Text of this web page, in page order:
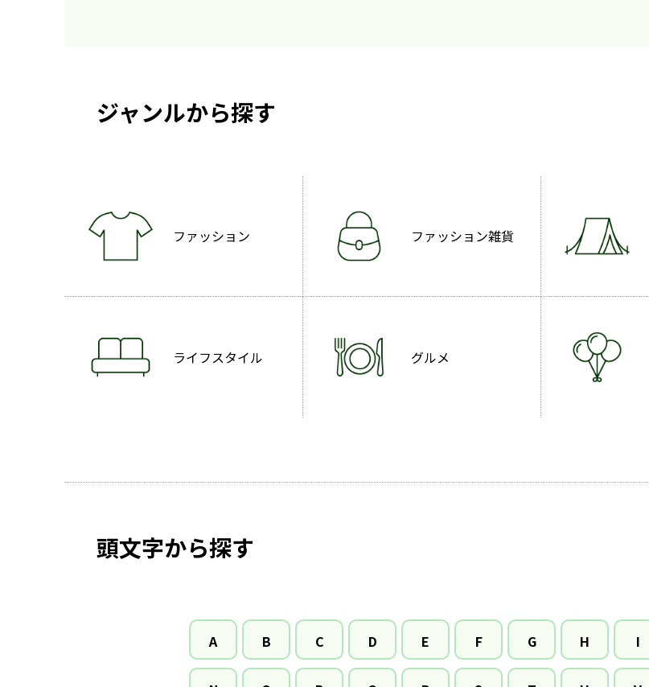
ジャンルから探す
ファッション ファッション雑貨
ライフスタイル グルメ
頭文字から探す
A B C D E F G H I